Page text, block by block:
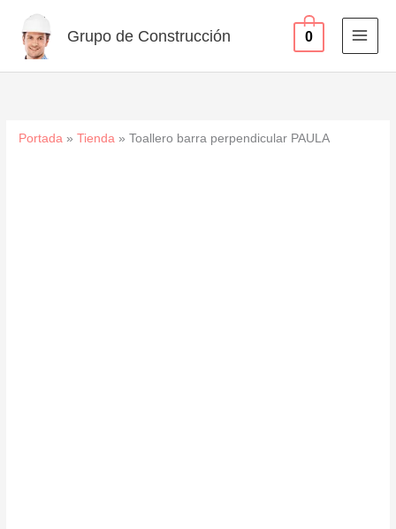
contenido
Grupo de Construcción 0
Portada »Tienda »Toallero barra perpendicular PAULA